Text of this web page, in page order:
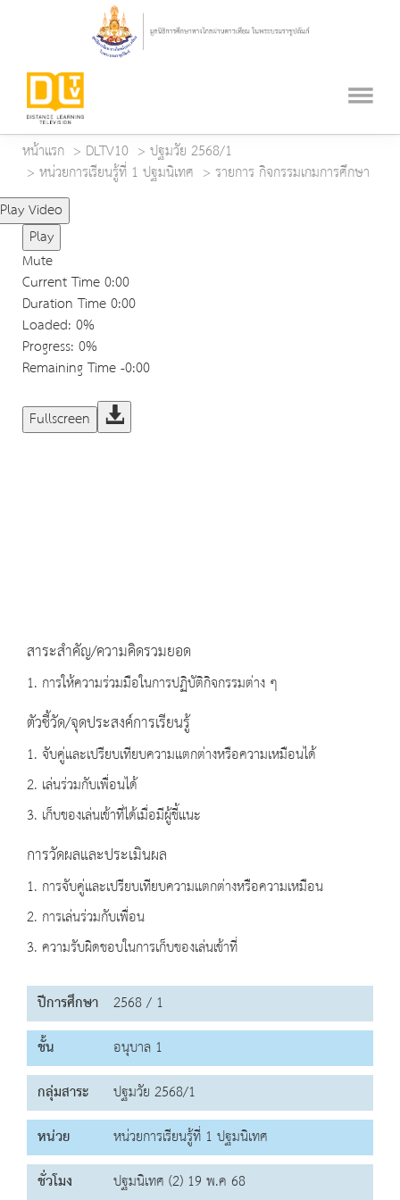
หน้าแรก DLTV10
ปฐมวัย 2568/1
หน่วยการเรียนรู้ที่ 1 ปฐมนิเทศ
รายการ กิจกรรมเกมการศึกษา
Play Video
Play
Mute
Current Time0:00
Duration Time0:00
Loaded: 0%
Progress: 0%
Remaining Time-0:00
Fullscreen
สาระสำคัญ/ความคิดรวมยอด
1. การให้ความร่วมมือในการปฏิบัติกิจกรรมต่าง ๆ
ตัวชี้วัด/จุดประสงค์การเรียนรู้
1. จับคู่และเปรียบเทียบความแตกต่างหรือความเหมือนได้
2. เล่นร่วมกับเพื่อนได้
3. เก็บของเล่นเข้าที่ได้เมื่อมีผู้ชี้แนะ
การวัดผลและประเมินผล
1. การจับคู่และเปรียบเทียบความแตกต่างหรือความเหมือน
2. การเล่นร่วมกับเพื่อน
3. ความรับผิดชอบในการเก็บของเล่นเข้าที่
ปีการศึกษา 2568 / 1
ชั้น
อนุบาล 1
กลุ่มสาระ
ปฐมวัย 2568/1
หน่วย
หน่วยการเรียนรู้ที่ 1 ปฐมนิเทศ
ชั่วโมง
ปฐมนิเทศ (2) 19 พ.ค 68